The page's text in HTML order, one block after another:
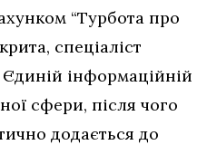
“Турбота про
спеціаліст
Єдиній інформаційній
сфери, після чого
додається до